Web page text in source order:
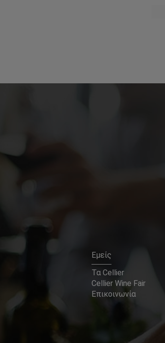
Εμείς
Τα Cellier
Cellier Wine Fair
Επικοινωνία